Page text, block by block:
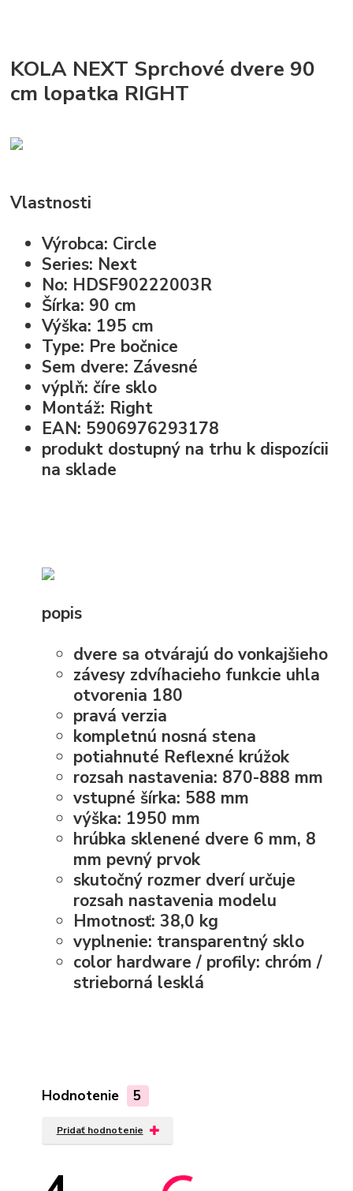
KOLA NEXT Sprchové dvere 90
cm lopatka RIGHT
Vlastnosti
Výrobca: Circle
Series: Next
No: HDSF90222003R
Šírka: 90 cm
Výška: 195 cm
Type: Pre bočnice
Sem dvere: Závesné
výplň: číre sklo
Montáž: Right
EAN: 5906976293178
produkt dostupný na trhu k dispozícii
na sklade
popis
dvere sa otvárajú do vonkajšieho
závesy zdvíhacieho funkcie uhla
otvorenia 180
pravá verzia
kompletnú nosná stena
potiahnuté Reflexné krúžok
rozsah nastavenia: 870-888 mm
vstupné šírka: 588 mm
výška: 1950 mm
hrúbka sklenené dvere 6 mm, 8
mm pevný prvok
skutočný rozmer dverí určuje
rozsah nastavenia modelu
Hmotnosť: 38,0 kg
vyplnenie: transparentný sklo
color hardware / profily: chróm /
strieborná lesklá
Hodnotenie 5
Pridať hodnotenie